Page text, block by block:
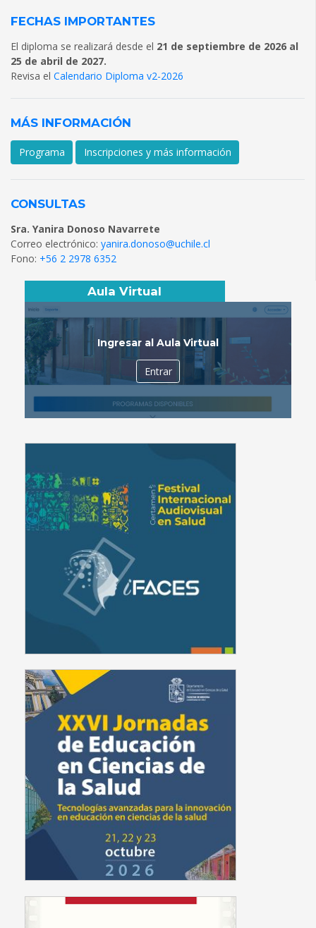
FECHAS IMPORTANTES
El diploma se realizará desde el 21 de septiembre de 2026 al
25 de abril de 2027.
Revisa el Calendario Diploma v2-2026
MÁS INFORMACIÓN
Programa Inscripciones y más información
CONSULTAS
Sra. Yanira Donoso Navarrete
Correo electrónico: yanira.donoso@uchile.cl
Fono: +56 2 2978 6352
Aula Virtual
Ingresar al Aula Virtual
Entrar